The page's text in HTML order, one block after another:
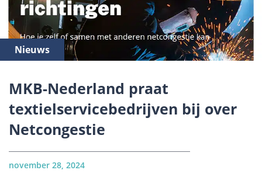
Nieuws
MKB-Nederland praat
textielservicebedrijven bij over
Netcongestie
november 28, 2024